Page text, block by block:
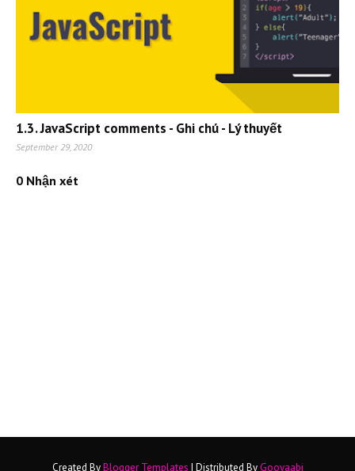
1.3. JavaScript comments - Ghi chú - Lý thuyết
September 29, 2020
0 Nhận xét
Created ByBlogger Templates | Distributed By Gooyaabi